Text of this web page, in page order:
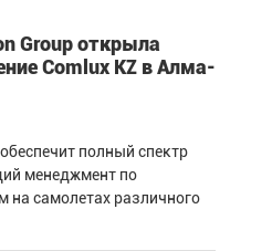
Group открыла
Comlux KZ в Алма-
полный спектр
менеджмент по
на самолетах различного